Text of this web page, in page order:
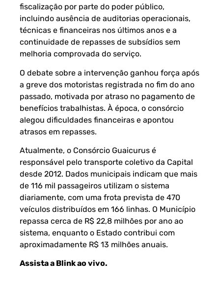
fiscalização por parte do poder público,
incluindo ausência de auditorias operacionais,
técnicas e financeiras nos últimos anos e a
continuidade de repasses de subsídios sem
melhoria comprovada do serviço.
O debate sobre a intervenção ganhou força após
a greve dos motoristas registrada no fim do ano
passado, motivada por atraso no pagamento de
benefícios trabalhistas. À época, o consórcio
alegou dificuldades financeiras e apontou
atrasos em repasses.
Atualmente, o Consórcio Guaicurus é
responsável pelo transporte coletivo da Capital
desde 2012. Dados municipais indicam que mais
de 116 mil passageiros utilizam o sistema
diariamente, com uma frota prevista de 470
veículos distribuídos em 166 linhas. O Município
repassa cerca de R$ 22,8 milhões por ano ao
sistema, enquanto o Estado contribui com
aproximadamente R$ 13 milhões anuais.
Assista a Blink ao vivo.